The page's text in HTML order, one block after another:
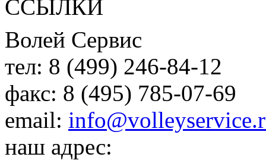
ССЫЛКИ
Волей Сервис
тел: 8 (499) 246-84-12
факс: 8 (495) 785-07-69
email:
наш адрес: